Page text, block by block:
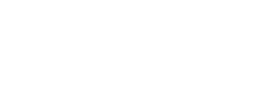
1:72; 18,7 cm. Balení obsahuje: 120 dílků